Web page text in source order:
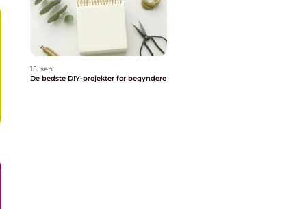
15. sep
De bedste DIY-projekter for begyndere